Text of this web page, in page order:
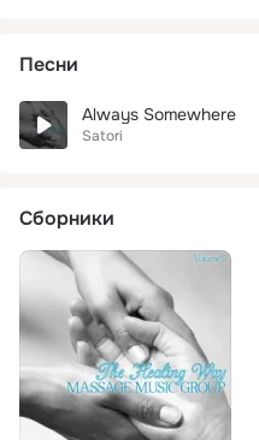
Песни
Always Somewhere
Satori
Сборники